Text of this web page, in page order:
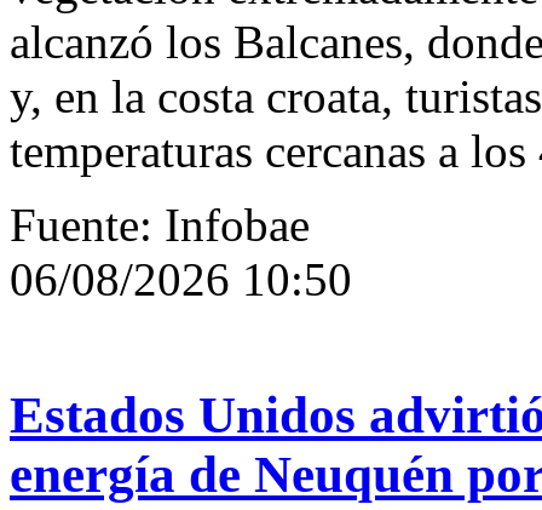
alcanzó los Balcanes,
y, en la costa croata,
temperaturas cercanas a
Fuente: Infobae
06/08/2026 10:50
Estados Unidos
energía de Neuquén